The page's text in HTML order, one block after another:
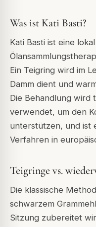
Was ist Kati Basti?
Kati Basti ist eine
Ein Teigring wird im
Damm dient und
Die Behandlung wird
verwendet, um den
unterstützen, und ist
Verfahren in
Teigringe vs.
Die klassische
schwarzem
Sitzung zubereitet